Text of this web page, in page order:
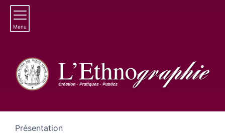
Menu
Présentation